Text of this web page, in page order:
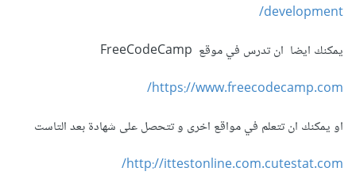
development/
يمكنك ايضا ان تدرس في موقع FreeCodeCamp
https://www.freecodecamp.com/
او يمكنك ان تتعلم في مواقع اخرى و تتحصل على شهادة بعد التاست
http://ittestonline.com.cutestat.com/